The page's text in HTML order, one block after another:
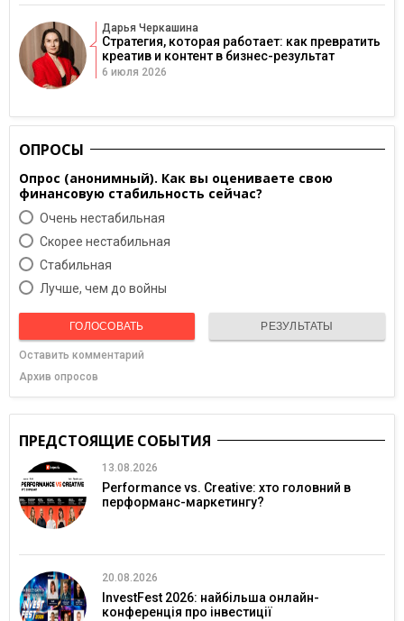
Дарья Черкашина
Стратегия, которая работает: как превратить
креатив и контент в бизнес-результат
6 июля 2026
ОПРОСЫ
Опрос (анонимный). Как вы оцениваете свою
финансовую стабильность сейчас?
Очень нестабильная
Скорее нестабильная
Cтабильная
Лучше, чем до войны
ГОЛОСОВАТЬ РЕЗУЛЬТАТЫ
Оставить комментарий
Архив опросов
ПРЕДСТОЯЩИЕ СОБЫТИЯ
13.08.2026
Performance vs. Creative: хто головний в
перформанс-маркетингу?
20.08.2026
InvestFest 2026: найбільша онлайн-
конференція про інвестиції